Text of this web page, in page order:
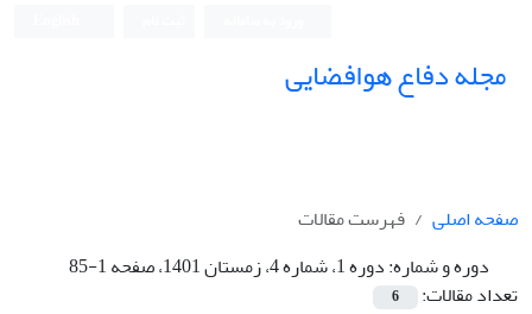
مجله دفاع هوافضایی
صفحه اصلی
فهرست مقالات
دوره و شماره:دوره 1، شماره 4، زمستان 1401، صفحه 1-85
تعداد مقالات:
6